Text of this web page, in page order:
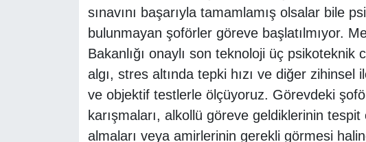
sınavını başarıyla tamamlamış olsalar bile
bulunmayan şoförler göreve başlatılmıyor.
Bakanlığı onaylı son teknoloji üç psikoteknik
algı, stres altında tepki hızı ve diğer zihinsel
ve objektif testlerle ölçüyoruz. Görevdeki
karışmaları, alkollü göreve geldiklerinin
almaları veya amirlerinin gerekli görmesi